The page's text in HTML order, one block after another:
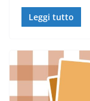
Leggi tutto